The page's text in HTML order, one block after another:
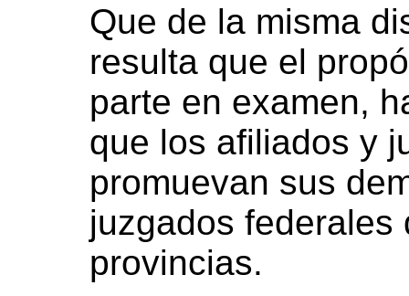
Que de la misma
resulta que el
parte en examen,
que los afiliados y
promuevan sus
juzgados federales
provincias.